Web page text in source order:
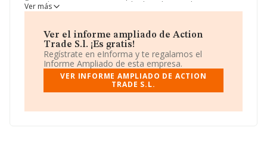
arrendamiento, concesion de derechos reales o
derechos personales de bienes inmuebles incluyendo,..
CNAE corresponde a 6831 con código 'Agentes de la
propiedad inmobiliaria'. No realiza actividad de
importación y/o exportación.
La compañíaAction Trade S.L, B72964489, tiene
domicilio fiscal en Avenida Diagonal núm. 477 P. 20,
(08036), en el municipio de Barcelona, Cataluña.
En base a la información de la que dispone INFORMA
Ver más
Ver el informe ampliado de Action
Trade S.l. ¡Es gratis!
Regístrate en eInforma y te regalamos el
Informe Ampliado de esta empresa.
VER INFORME AMPLIADO DE ACTION
TRADE S.L.